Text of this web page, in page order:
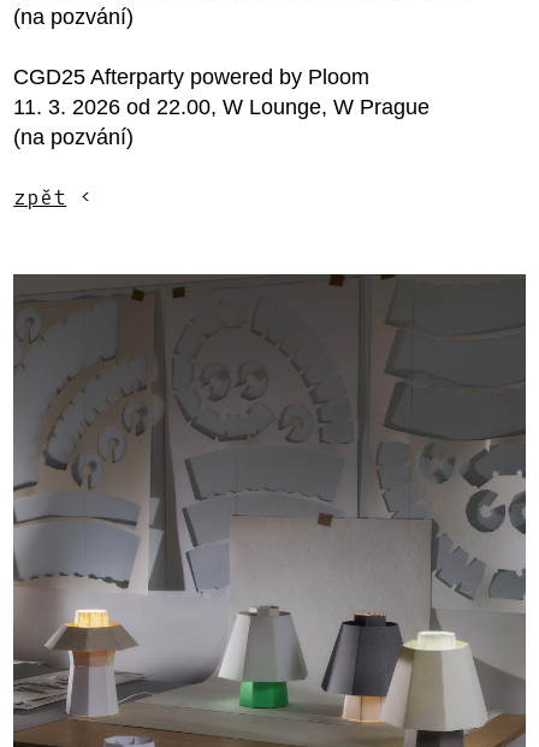
(na pozvání)
CGD25 Afterparty powered by Ploom
11. 3. 2026 od 22.00, W Lounge, W Prague
(na pozvání)
zpět <